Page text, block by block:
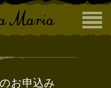
お申込み